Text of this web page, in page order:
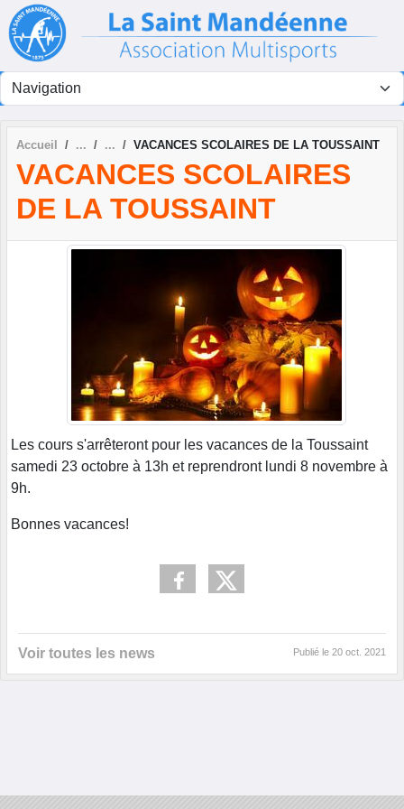
Accueil VACANCES SCOLAIRES DE LA TOUSSAINT
VACANCES SCOLAIRES
DE LA TOUSSAINT
Les cours s'arrêteront pour les vacances de la Toussaint
samedi 23 octobre à 13h et reprendront lundi 8 novembre à
9h.
Bonnes vacances!
Voir toutes les news Publié le 20 oct. 2021
Panneau de gestion des cookies